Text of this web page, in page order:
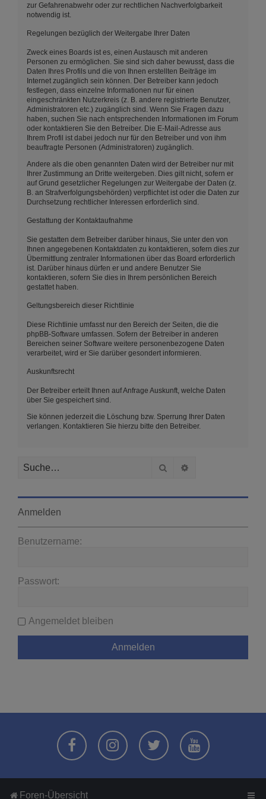
zur Gefahrenabwehr oder zur rechtlichen Nachverfolgbarkeit
notwendig ist.
Regelungen bezüglich der Weitergabe Ihrer Daten
Zweck eines Boards ist es, einen Austausch mit anderen
Personen zu ermöglichen. Sie sind sich daher bewusst, dass die
Daten Ihres Profils und die von Ihnen erstellten Beiträge im
Internet zugänglich sein können. Der Betreiber kann jedoch
festlegen, dass einzelne Informationen nur für einen
eingeschränkten Nutzerkreis (z. B. andere registrierte Benutzer,
Administratoren etc.) zugänglich sind. Wenn Sie Fragen dazu
haben, suchen Sie nach entsprechenden Informationen im Forum
oder kontaktieren Sie den Betreiber. Die E-Mail-Adresse aus
Ihrem Profil ist dabei jedoch nur für den Betreiber und von ihm
beauftragte Personen (Administratoren) zugänglich.
Andere als die oben genannten Daten wird der Betreiber nur mit
Ihrer Zustimmung an Dritte weitergeben. Dies gilt nicht, sofern er
auf Grund gesetzlicher Regelungen zur Weitergabe der Daten (z.
B. an Strafverfolgungsbehörden) verpflichtet ist oder die Daten zur
Durchsetzung rechtlicher Interessen erforderlich sind.
Gestattung der Kontaktaufnahme
Sie gestatten dem Betreiber darüber hinaus, Sie unter den von
Ihnen angegebenen Kontaktdaten zu kontaktieren, sofern dies zur
Übermittlung zentraler Informationen über das Board erforderlich
ist. Darüber hinaus dürfen er und andere Benutzer Sie
kontaktieren, sofern Sie dies in Ihrem persönlichen Bereich
gestattet haben.
Geltungsbereich dieser Richtlinie
Diese Richtlinie umfasst nur den Bereich der Seiten, die die
phpBB-Software umfassen. Sofern der Betreiber in anderen
Bereichen seiner Software weitere personenbezogene Daten
verarbeitet, wird er Sie darüber gesondert informieren.
Auskunftsrecht
Der Betreiber erteilt Ihnen auf Anfrage Auskunft, welche Daten
über Sie gespeichert sind.
Sie können jederzeit die Löschung bzw. Sperrung Ihrer Daten
verlangen. Kontaktieren Sie hierzu bitte den Betreiber.
Suche
Anmelden
Benutzername:
Passwort:
Angemeldet bleiben
Foren-Übersicht